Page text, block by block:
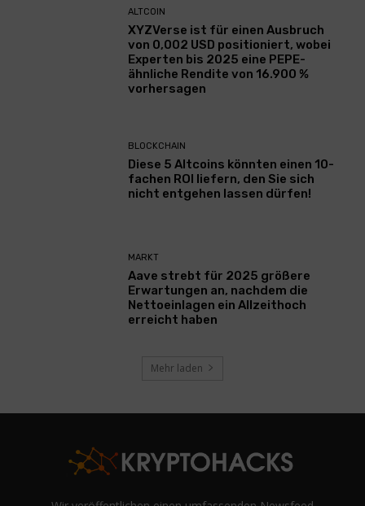
ALTCOIN
XYZVerse ist für einen Ausbruch
von 0,002 USD positioniert, wobei
Experten bis 2025 eine PEPE-
ähnliche Rendite von 16.900 %
vorhersagen
BLOCKCHAIN
Diese 5 Altcoins könnten einen 10-
fachen ROI liefern, den Sie sich
nicht entgehen lassen dürfen!
MARKT
Aave strebt für 2025 größere
Erwartungen an, nachdem die
Nettoeinlagen ein Allzeithoch
erreicht haben
Mehr laden